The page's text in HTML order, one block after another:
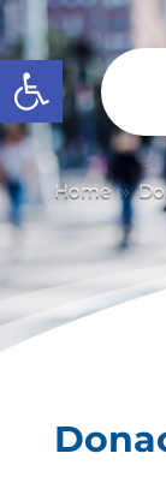
Abrir barra de
Home 9